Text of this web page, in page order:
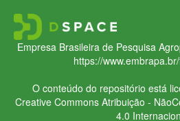
Empresa Brasileira de Pesquisa
https://
O conteúdo do repositório está
Creative CommonsAtribuição -
4.0